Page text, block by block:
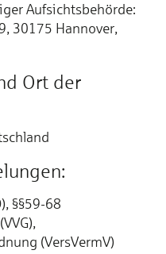
Aufsichtsbehörde:
30175 Hannover,
Ort der
§§59-68
(VersVermV)